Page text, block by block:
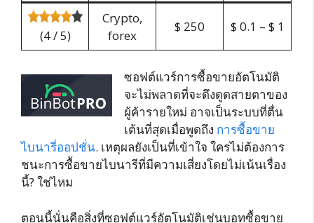
(4 / 5)
Crypto,
forex
$ 250 $ 0.1 – $ 1
ซอฟต์แวร์การซื้อขายอัตโนมัติ
จะไม่พลาดที่จะดึงดูดสายตาของ
ผู้ค้ารายใหม่ อาจเป็นระบบที่ตื่น
เต้นที่สุดเมื่อพูดถึง การซื้อขาย
ไบนารี่ออปชั่น. เหตุผลยังเป็นที่เข้าใจ ใครไม่ต้องการ
ชนะการซื้อขายไบนารีที่มีความเสี่ยงโดยไม่เน้นเรื่อง
นี้? ใช่ไหม
ตอนนี้นั่นคือสิ่งที่ซอฟต์แวร์อัตโนมัติเช่นบอทซื้อขาย